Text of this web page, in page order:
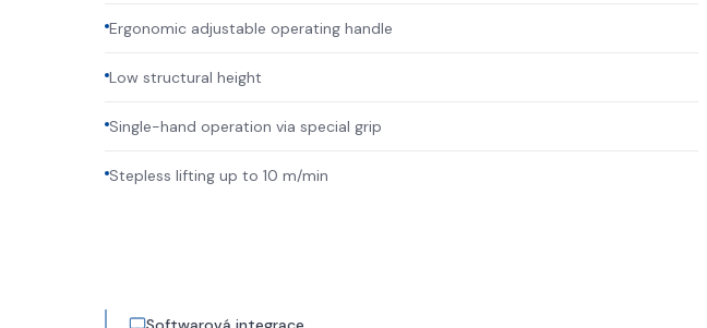
Ergonomic adjustable operating handle
Low structural height
Single-hand operation via special grip
Stepless lifting up to 10 m/min